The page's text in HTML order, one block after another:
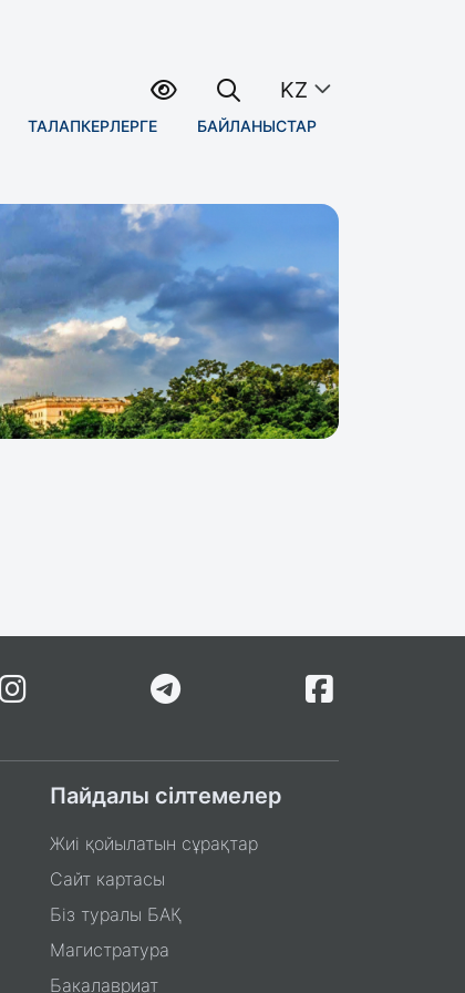
ТАЛАПКЕРЛЕРГЕ БАЙЛАНЫСТАР
KZ
Пайдалы сілтемелер
Жиі қойылатын сұрақтар
Сайт картасы
Біз туралы БАҚ
Магистратура
Бакалавриат